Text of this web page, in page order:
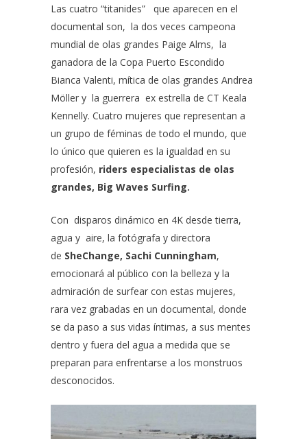
Las cuatro “titanides” que aparecen en el
documental son, la dos veces campeona
mundial de olas grandes Paige Alms, la
ganadora de la Copa Puerto Escondido
Bianca Valenti, mítica de olas grandes Andrea
Möller y la guerrera ex estrella de CT Keala
Kennelly. Cuatro mujeres que representan a
un grupo de féminas de todo el mundo, que
lo único que quieren es la igualdad en su
profesión, riders especialistas de olas
grandes, Big Waves Surfing.
Con disparos dinámico en 4K desde tierra,
agua y aire, la fotógrafa y directora
de SheChange, Sachi Cunningham,
emocionará al público con la belleza y la
admiración de surfear con estas mujeres,
rara vez grabadas en un documental, donde
se da paso a sus vidas íntimas, a sus mentes
dentro y fuera del agua a medida que se
preparan para enfrentarse a los monstruos
desconocidos.